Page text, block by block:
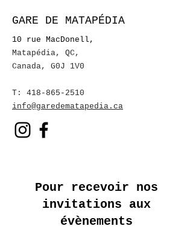
GARE DE MATAPÉDIA
10 rue MacDonell,
Matapédia, QC ,
Canada, G0J 1V0
T: 418-865-2510
info@garedematapedia.ca
Pour recevoir nos
invitations aux
évènements